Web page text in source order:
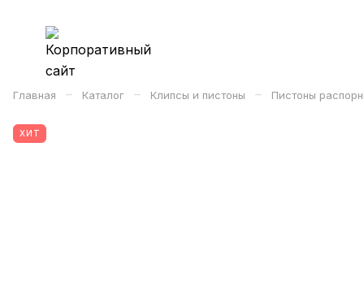
Главная – Каталог – Клипсы и пистоны – Пистоны
ХИТ